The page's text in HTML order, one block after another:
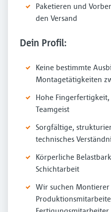
Paketieren und
den Versand
Dein Profil:
Keine bestimmte
Montagetätigkeiten
Hohe
Teamgeist
Sorgfältige,
technisches
Körperliche
Schichtarbeit
Wir suchen